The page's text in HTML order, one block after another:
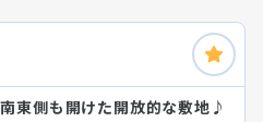
東側も開けた開放的な敷地♪